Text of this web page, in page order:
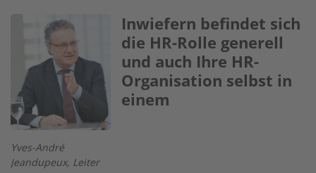
Yves-André
Jeandupeux, Leiter
Inwiefern befindet sich
die HR-Rolle generell
und auch Ihre HR-
Organisation selbst in
einem